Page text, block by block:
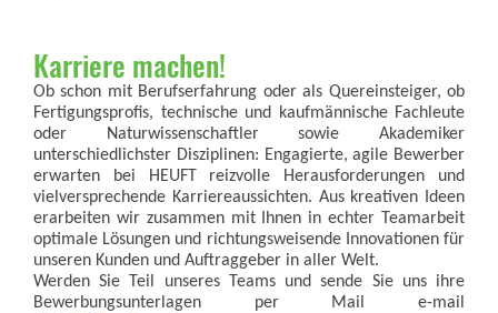
Karriere machen!
Ob schon mit Berufserfahrung oder als Quereinsteiger, ob
Fertigungsprofis, technische und kaufmännische Fachleute
oder Naturwissenschaftler sowie Akademiker
unterschiedlichster Disziplinen: Engagierte, agile Bewerber
erwarten bei HEUFT reizvolle Herausforderungen und
vielversprechende Karriereaussichten. Aus kreativen Ideen
erarbeiten wir zusammen mit Ihnen in echter Teamarbeit
optimale Lösungen und richtungsweisende Innovationen für
unseren Kunden und Auftraggeber in aller Welt.
Werden Sie Teil unseres Teams und sende Sie uns ihre
Bewerbungsunterlagen per Mail e-mail